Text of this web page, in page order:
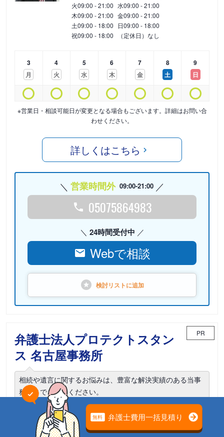
火09:00 - 21:00 水09:00 - 21:00
木09:00 - 21:00 金09:00 - 21:00
土09:00 - 18:00 日09:00 - 18:00
祝09:00 - 18:00 （定休日）なし
3
月
4
火
5
水
6
木
7
金
8
土
9
日
※営業日・相談可能日が変更となる場合もございます。詳細はお問い合
わせください。
詳しくはこちら
営業時間外 09:00-21:00
05075864983
24時間受付中
Webで相談
検討リストに追加
弁護士法人プロテクトスタン
ス 名古屋事務所
PR
相続や遺言に関するお悩みは、豊富な解決実績のある当事
務所までご相談ください。
電話相談可能 初回面談無料
18時以降面談可能